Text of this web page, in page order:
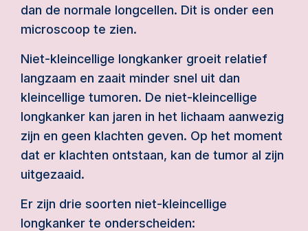
dan de normale longcellen. Dit is onder een
microscoop te zien.
Niet-kleincellige longkanker groeit relatief
langzaam en zaait minder snel uit dan
kleincellige tumoren. De niet-kleincellige
longkanker kan jaren in het lichaam aanwezig
zijn en geen klachten geven. Op het moment
dat er klachten ontstaan, kan de tumor al zijn
uitgezaaid.
Er zijn drie soorten niet-kleincellige
longkanker te onderscheiden: